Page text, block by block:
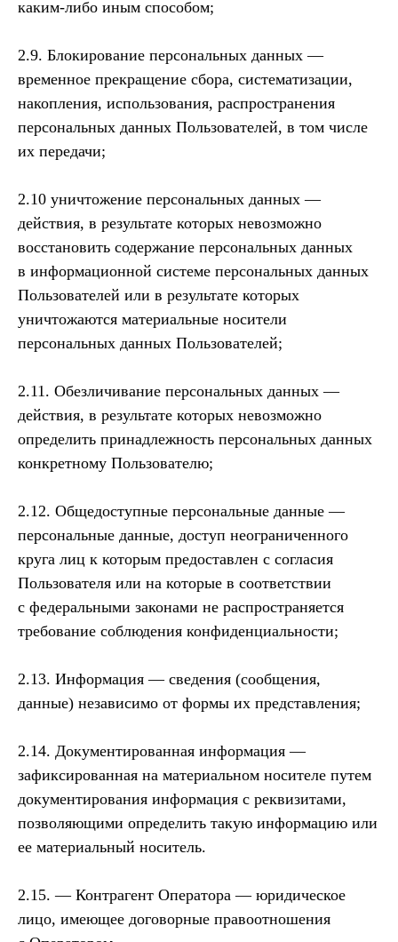
каким-либо иным способом;
2.9. Блокирование персональных данных —
временное прекращение сбора, систематизации,
накопления, использования, распространения
персональных данных Пользователей, в том числе
их передачи;
2.10 уничтожение персональных данных —
действия, в результате которых невозможно
восстановить содержание персональных данных
в информационной системе персональных данных
Пользователей или в результате которых
уничтожаются материальные носители
персональных данных Пользователей;
2.11. Обезличивание персональных данных —
действия, в результате которых невозможно
определить принадлежность персональных данных
конкретному Пользователю;
2.12. Общедоступные персональные данные —
персональные данные, доступ неограниченного
круга лиц к которым предоставлен с согласия
Пользователя или на которые в соответствии
с федеральными законами не распространяется
требование соблюдения конфиденциальности;
2.13. Информация — сведения (сообщения,
данные) независимо от формы их представления;
2.14. Документированная информация —
зафиксированная на материальном носителе путем
документирования информация с реквизитами,
позволяющими определить такую информацию или
ее материальный носитель.
2.15. — Контрагент Оператора — юридическое
лицо, имеющее договорные правоотношения